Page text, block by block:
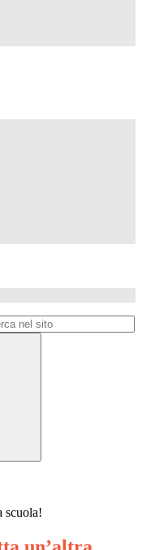
scuola!